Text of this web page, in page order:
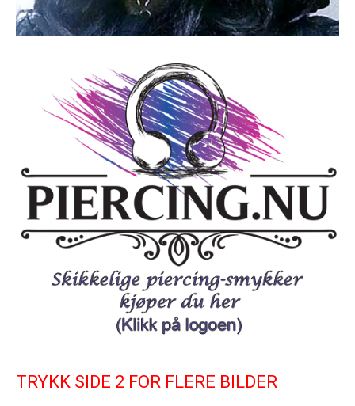
TRYKK SIDE 2 FOR FLERE BILDER